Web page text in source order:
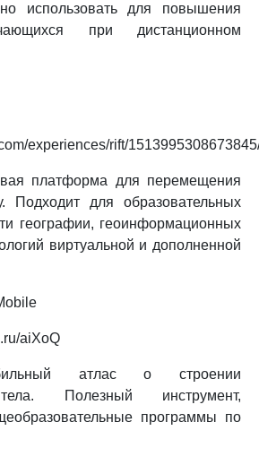
использовать для повышения
при дистанционном
experiences/rift/
платформа для перемещения
Подходит для образовательных
географии, геоинформационных
виртуальной и дополненной
aiXoQ
атлас о строении
тела. Полезный инструмент,
программы по